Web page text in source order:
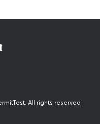
All rights reserved